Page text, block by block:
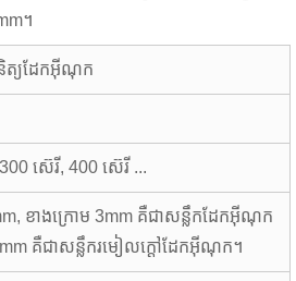
។
និត្យដែកអ៊ីណុក
ស៊េរី, 400 ស៊េរី ...
ខាងក្រោម 3mm គឺជាសន្លឹកដែកអ៊ីណុក
គឺជាសន្លឹករមៀលក្តៅដែកអ៊ីណុក។